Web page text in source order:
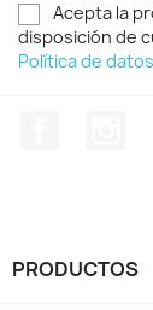
Acepta la
disposición de
Política de datos
PRODUCTOS